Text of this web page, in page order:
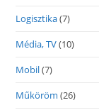
Logisztika(7)
Média, TV(10)
Mobil(7)
Műköröm (26)